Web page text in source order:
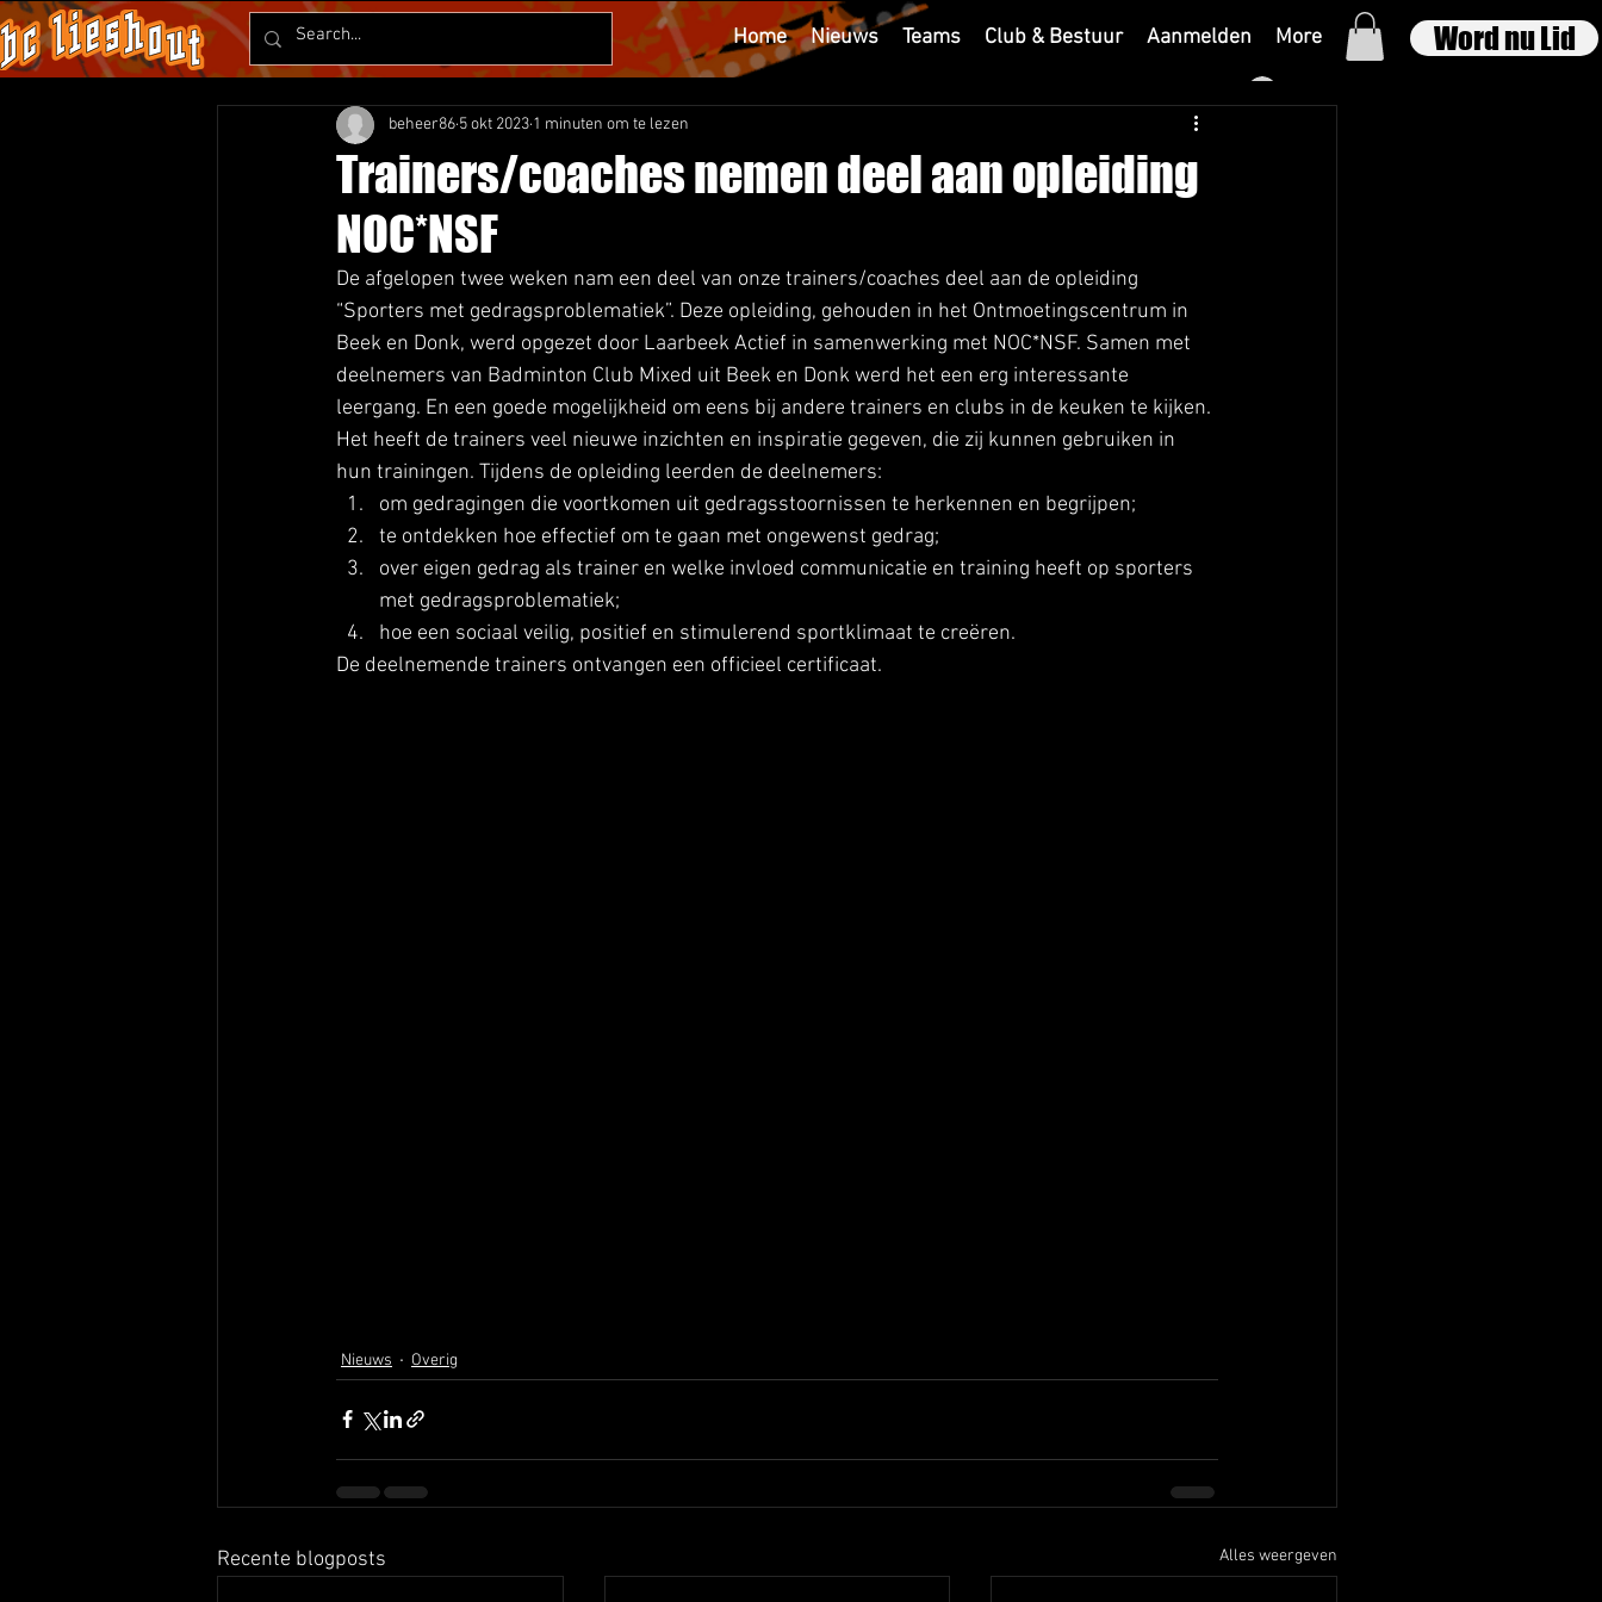
Home Nieuws Teams Club & Bestuur Aanmelden More Word nu Lid
Trainers/coaches nemen deel aan opleiding
NOC*NSF
beheer86 5 okt 2023 1 minuten om te lezen
De afgelopen twee weken nam een deel van onze trainers/coaches deel aan de opleiding
“Sporters met gedragsproblematiek”. Deze opleiding, gehouden in het Ontmoetingscentrum in
Beek en Donk, werd opgezet door Laarbeek Actief in samenwerking met NOC*NSF. Samen met
deelnemers van Badminton Club Mixed uit Beek en Donk werd het een erg interessante
leergang. En een goede mogelijkheid om eens bij andere trainers en clubs in de keuken te kijken.
Het heeft de trainers veel nieuwe inzichten en inspiratie gegeven, die zij kunnen gebruiken in
hun trainingen. Tijdens de opleiding leerden de deelnemers:
om gedragingen die voortkomen uit gedragsstoornissen te herkennen en begrijpen;
te ontdekken hoe effectief om te gaan met ongewenst gedrag;
over eigen gedrag als trainer en welke invloed communicatie en training heeft op sporters
met gedragsproblematiek;
hoe een sociaal veilig, positief en stimulerend sportklimaat te creëren.
De deelnemende trainers ontvangen een officieel certificaat.
Nieuws Overig
Recente blogposts Alles weergeven